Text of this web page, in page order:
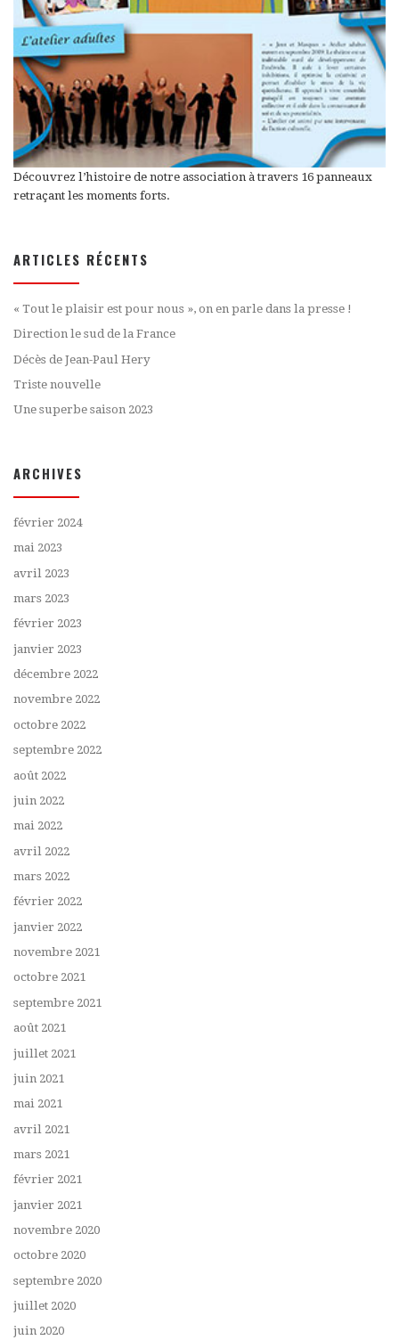
Découvrez l’histoire de notre association à travers 16 panneaux
retraçant les moments forts.
ARTICLES RÉCENTS
« Tout le plaisir est pour nous », on en parle dans la presse !
Direction le sud de la France
Décès de Jean-Paul Hery
Triste nouvelle
Une superbe saison 2023
ARCHIVES
février 2024
mai 2023
avril 2023
mars 2023
février 2023
janvier 2023
décembre 2022
novembre 2022
octobre 2022
septembre 2022
août 2022
juin 2022
mai 2022
avril 2022
mars 2022
février 2022
janvier 2022
novembre 2021
octobre 2021
septembre 2021
août 2021
juillet 2021
juin 2021
mai 2021
avril 2021
mars 2021
février 2021
janvier 2021
novembre 2020
octobre 2020
septembre 2020
juillet 2020
juin 2020